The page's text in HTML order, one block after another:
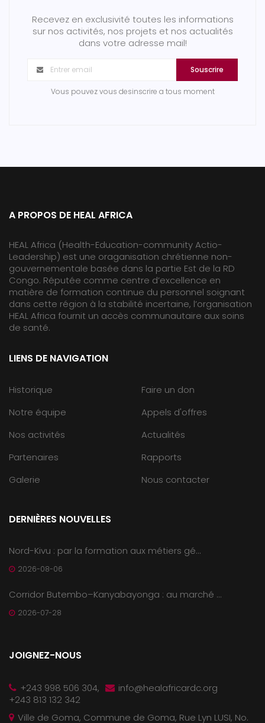
Recevez en exclusivité toutes les informations
sur nos activités, nos projets et nos actualités
dans votre adresse mail!
Souscrire
Vous pouvez vous desinscrire a tous moment
A PROPOS DE HEAL AFRICA
HEAL Africa (Health-Education-community Actio-
Leadership) est une oraganisation chrétienne non-
gouvernementale basée dans la partie Est de la RD
Congo. Réputée comme centre d’excellence en
matière de formation continue du personnel soignant
dans cette région à la stabilité incertaine, l’organisation
HEAL Africa fournit un accès communautaire aux soins
de santé.
LIENS DE NAVIGATION
Historique
Notre équipe
Nos activités
Partenaires
Galerie
Faire un don
Appels d'offres
Actualités
Rapports
Nous contacter
DERNIÈRES NOUVELLES
Nord-Kivu : par la formation aux métiers gé...
2026-08-06
Corridor Butembo–Kanyabayonga : au marché ...
2026-07-28
JOIGNEZ-NOUS
+243 998 506 304,
+243 813 132 342
info@healafricardc.org
Ville de Goma, Commune de Goma, Rue Lyn LUSI, No.